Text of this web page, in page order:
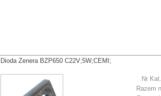
Dioda Zenera BZP650 C22V;5W;CEMI;
Nr Kat.
Razem